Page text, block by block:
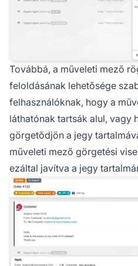
Továbbá, a műveleti mező
feloldásának lehetősége
felhasználóknak, hogy a
láthatónak tartsák alul, vagy
görgetődjön a jegy
műveleti mező görgetési
ezáltal javítva a jegy